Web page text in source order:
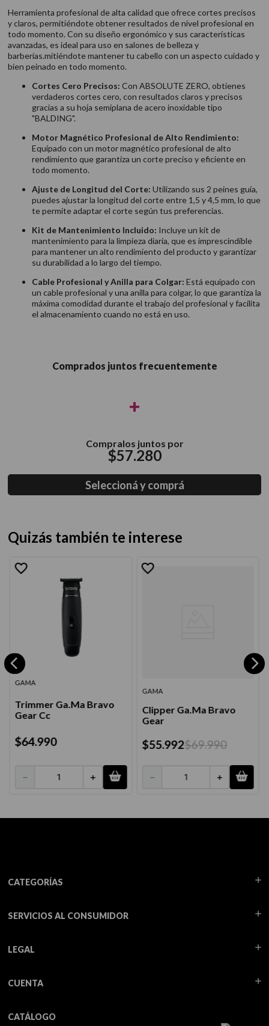
Herramienta profesional de alta calidad que ofrece cortes precisos
y claros, permitiéndote obtener resultados de nivel profesional en
todo momento. Con su diseño ergonómico y sus características
avanzadas, es ideal para uso en salones de belleza y
barberías.mitiéndote mantener tu cabello con un aspecto cuidado y
bien peinado en todo momento.
Cortes Cero Precisos: Con ABSOLUTE ZERO, obtienes
verdaderos cortes cero, con resultados claros y precisos
gracias a su hoja semiplana de acero inoxidable tipo
"BALDING".
Motor Magnético Profesional de Alto Rendimiento:
Equipado con un motor magnético profesional de alto
rendimiento que garantiza un corte preciso y eficiente en
todo momento.
Ajuste de Longitud del Corte: Utilizando sus 2 peines guía,
puedes ajustar la longitud del corte entre 1,5 y 4,5 mm, lo que
te permite adaptar el corte según tus preferencias.
Kit de Mantenimiento Incluido: Incluye un kit de
mantenimiento para la limpieza diaria, que es imprescindible
para mantener un alto rendimiento del producto y garantizar
su durabilidad a lo largo del tiempo.
Cable Profesional y Anilla para Colgar: Está equipado con
un cable profesional y una anilla para colgar, lo que garantiza la
máxima comodidad durante el trabajo del profesional y facilita
el almacenamiento cuando no está en uso.
Comprados juntos frecuentemente
+
Compralos juntos por
$57.280
Seleccioná y comprá
Quizás también te interese
GAMA
Trimmer Ga.Ma Bravo
Gear Cc
$64.990
＋
－
GAMA
Clipper Ga.Ma Bravo
Gear
$55.992$69.990
＋
－
CATEGORÍAS
SERVICIOS AL CONSUMIDOR
LEGAL
CUENTA
CATÁLOGO